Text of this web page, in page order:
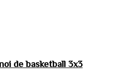
de basketball 3x3